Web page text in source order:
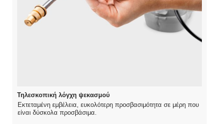
Τηλεσκοπική λόγχη ψεκασμού
Εκτεταμένη εμβέλεια, ευκολότερη προσβασιμότητα σε μέρη που
είναι δύσκολα προσβάσιμα.